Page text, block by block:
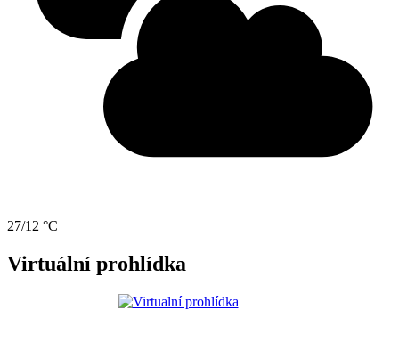
27/12 °C
Virtuální prohlídka